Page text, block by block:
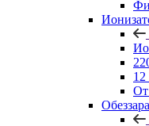
От